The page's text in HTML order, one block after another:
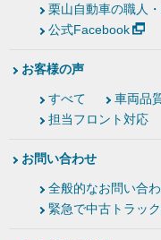
栗山自動車の職人
公式Facebook
お客様の声
すべて 車両品
担当フロント対応
お問い合わせ
全般的なお問い合
緊急で中古トラッ